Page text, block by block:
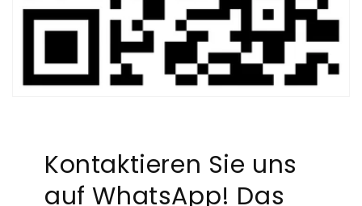
Kontaktieren Sie uns
auf WhatsApp! Das